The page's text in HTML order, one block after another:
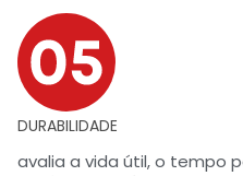
DURABILIDADE
avalia a vida útil, o tempo